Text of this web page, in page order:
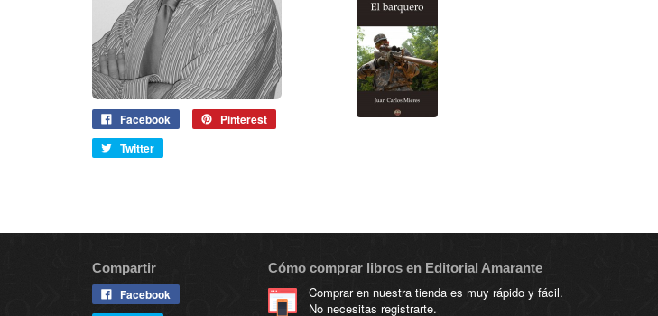
Facebook
Pinterest
Twitter
Compartir
Facebook
Cómo comprar libros en Editorial Amarante
Comprar en nuestra tienda es muy rápido y fácil.
No necesitas registrarte.